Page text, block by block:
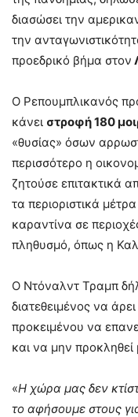
διασώσει την
την
προεδρικό βήμα στον
Ο Ρεπουμπλικανός
κάνει στροφή 180
«θυσίας» όσων
περισσότερο η
ζητούσε επιτακτικά
τα περιοριστικά
καραντίνα σε
πληθυσμό, όπως η
Ο Ντόναλντ Τραμπ
διατεθειμένος να
προκειμένου να
και να μην
«Η χώρα μας δεν
το αφήσουμε στους